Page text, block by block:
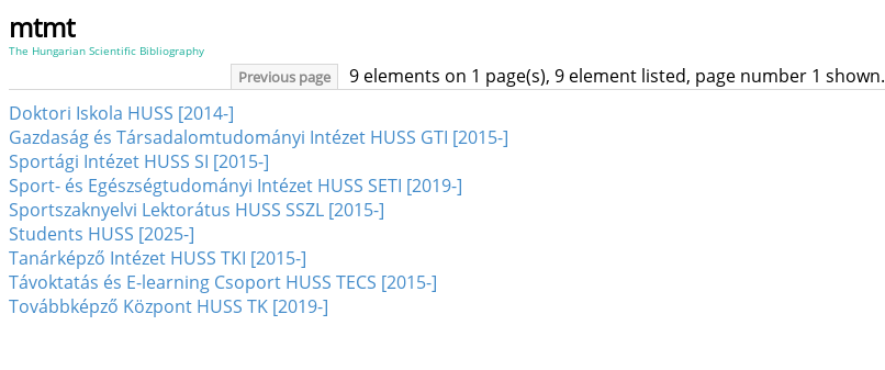
mtmt
The Hungarian Scientific Bibliography
Previous page 9 elements on 1 page(s), 9 element listed, page number 1 shown.
Doktori Iskola HUSS [2014-]
Gazdaság és Társadalomtudományi Intézet HUSS GTI [2015-]
Sportági Intézet HUSS SI [2015-]
Sport- és Egészségtudományi Intézet HUSS SETI [2019-]
Sportszaknyelvi Lektorátus HUSS SSZL [2015-]
Students HUSS [2025-]
Tanárképző Intézet HUSS TKI [2015-]
Távoktatás és E-learning Csoport HUSS TECS [2015-]
Továbbképző Központ HUSS TK [2019-]